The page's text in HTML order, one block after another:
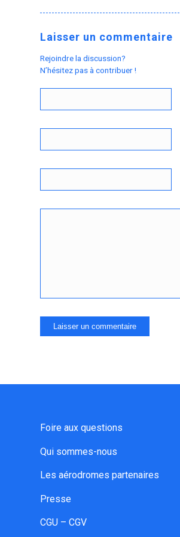
Laisser un commentaire
Rejoindre la discussion?
N’hésitez pas à contribuer !
Foire aux questions
Qui sommes-nous
Les aérodromes partenaires
Presse
CGU – CGV